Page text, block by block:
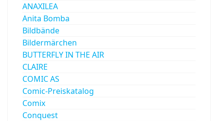
ANAXILEA
Anita Bomba
Bildbände
Bildermärchen
BUTTERFLY IN THE AIR
CLAIRE
COMIC AS
Comic-Preiskatalog
Comix
Conquest